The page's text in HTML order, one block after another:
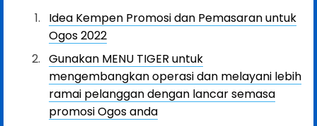
Idea Kempen Promosi dan Pemasaran untuk
Ogos 2022
Gunakan MENU TIGER untuk
mengembangkan operasi dan melayani lebih
ramai pelanggan dengan lancar semasa
promosi Ogos anda